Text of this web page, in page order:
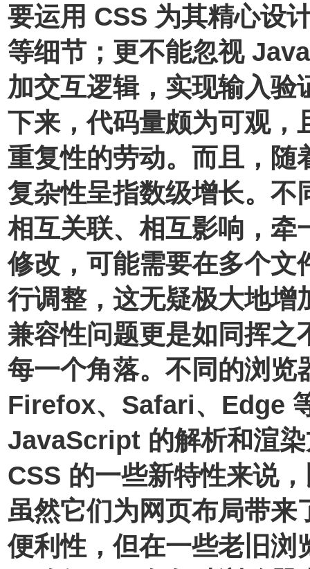
要运用 CSS 为其精心设
等细节；更不能忽视
加交互逻辑，实现输入
下来，代码量颇为可观，
重复性的劳动。而且，随
复杂性呈指数级增长。不
相互关联、相互影响，牵
修改，可能需要在多个文
行调整，这无疑极大地
兼容性问题更是如同挥之
每一个角落。不同的浏
Firefox、Safari、Edge
JavaScript 的解析和渲
CSS 的一些新特性来说
虽然它们为网页布局带来
便利性，但在一些老旧浏